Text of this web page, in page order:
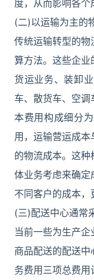
度，从而影响各个
(二)以运输为主的
传统运输转型的
算方法。这些企业
货运业务、装卸
车、散货车、空
本费用构成细分
用，运输营运成
的物流成本。这
体业务考虑来确
不同客户的成本，
(三)配送中心通常
当前一些为生产
商品配送的配送
务费用三项总费